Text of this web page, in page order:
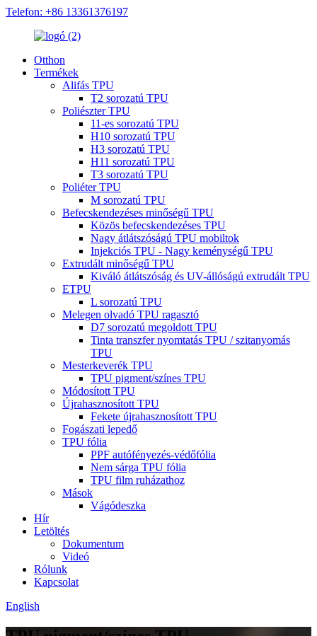
Telefon: +86 13361376197
Otthon
Termékek
Alifás TPU
T2 sorozatú TPU
Poliészter TPU
11-es sorozatú TPU
H10 sorozatú TPU
H3 sorozatú TPU
H11 sorozatú TPU
T3 sorozatú TPU
Poliéter TPU
M sorozatú TPU
Befecskendezéses minőségű TPU
Közös befecskendezéses TPU
Nagy átlátszóságú TPU mobiltok
Injekciós TPU - Nagy keménységű TPU
Extrudált minőségű TPU
Kiváló átlátszóság és UV-állóságú extrudált TPU
ETPU
L sorozatú TPU
Melegen olvadó TPU ragasztó
D7 sorozatú megoldott TPU
Tinta transzfer nyomtatás TPU / szitanyomás
TPU
Mesterkeverék TPU
TPU pigment/színes TPU
Módosított TPU
Újrahasznosított TPU
Fekete újrahasznosított TPU
Fogászati ​​lepedő
TPU fólia
PPF autófényezés-védőfólia
Nem sárga TPU fólia
TPU film ruházathoz
Mások
Vágódeszka
Hír
Letöltés
Dokumentum
Videó
Rólunk
Kapcsolat
English